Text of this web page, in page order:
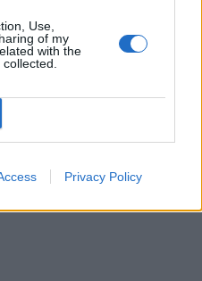
Use,
of my
with the
Privacy Policy